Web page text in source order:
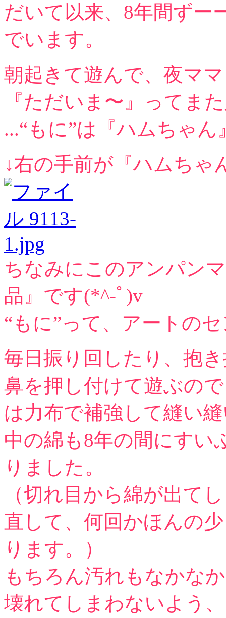
だいて以来、8年間ずー
でいます。
朝起きて遊んで、夜マ
『ただいま〜』って
...“もに”は『ハムちゃん
↓右の手前が『ハムちゃ
ちなみにこのアンパン
品』です(*^-ﾟ)v
“もに”って、アートの
毎日振り回したり、抱
鼻を押し付けて遊ぶの
は力布で補強して縫い
中の綿も8年の間にすい
りました。
（切れ目から綿が出て
直して、何回かほんの
ります。）
もちろん汚れもなかな
壊れてしまわないよう